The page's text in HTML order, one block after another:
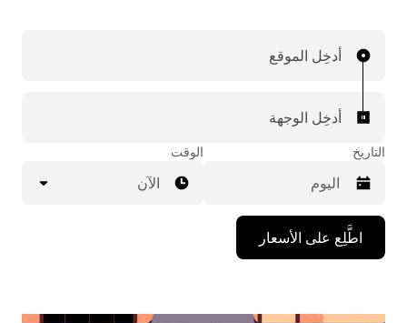
أدخِل الموقع
أدخِل الوجهة
التاريخ
اضغط
على
مفتاح
للأسفل
الوقت
الآن
اطَّلِع على الأسعار